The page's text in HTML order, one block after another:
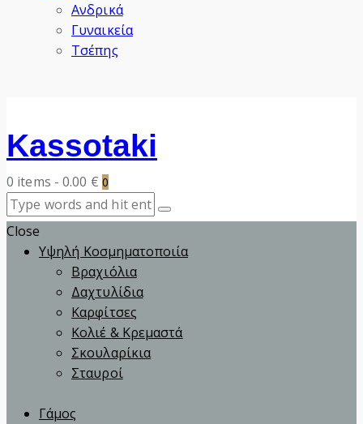
Ανδρικά
Γυναικεία
Τσέπης
Kassotaki
0 items - 0.00 € 0
Close
Υψηλή Κοσμηματοποιία
Βραχιόλια
Δαχτυλίδια
Καρφίτσες
Κολιέ & Κρεμαστά
Σκουλαρίκια
Σταυροί
Γάμος